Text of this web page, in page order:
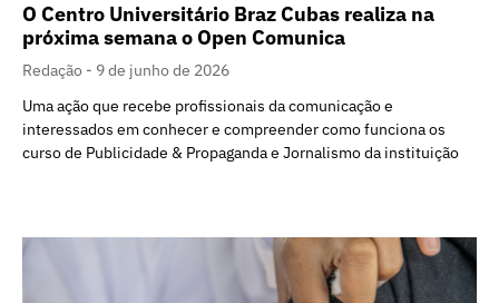
O Centro Universitário Braz Cubas realiza na
próxima semana o Open Comunica
Redação
9 de junho de 2026
Uma ação que recebe profissionais da comunicação e
interessados em conhecer e compreender como funciona os
curso de Publicidade & Propaganda e Jornalismo da instituição